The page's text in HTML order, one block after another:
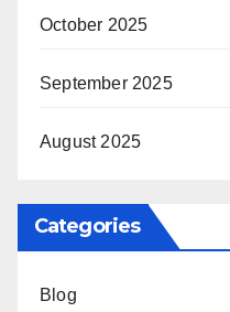
October 2025
September 2025
August 2025
Categories
Blog